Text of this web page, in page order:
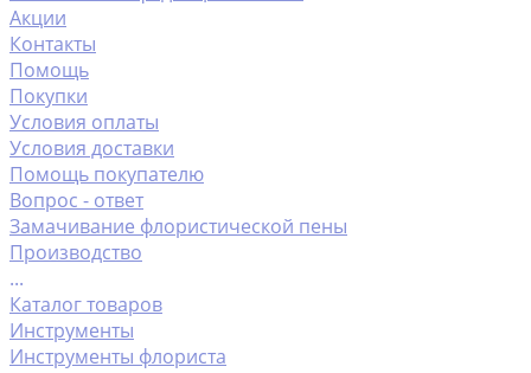
Акции
Контакты
Помощь
Покупки
Условия оплаты
Условия доставки
Помощь покупателю
Вопрос - ответ
Замачивание флористической пены
Производство
...
Каталог товаров
Инструменты
Инструменты флориста